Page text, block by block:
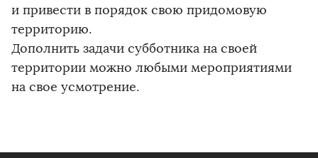
и привести в порядок свою придомовую
территорию.
Дополнить задачи субботника на своей
территории можно любыми мероприятиями
на свое усмотрение.